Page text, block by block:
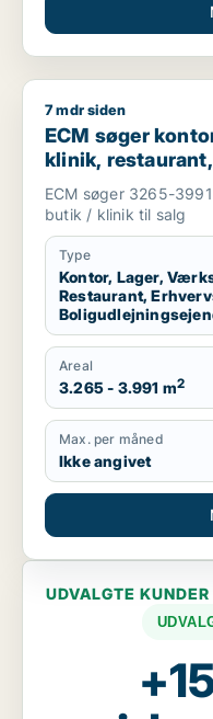
ECM søger kontor,
7 mdr siden
ECM søger
klinik,
Kolding, Egtved
ECM søger 3265-
butik / klinik til salg
Type
Kontor, Lager,
Restaurant,
Produktionslokaler,
Areal
3.265 - 3.991 m2
Max. per måned
Ikke angivet
UDVALGTE KUNDER